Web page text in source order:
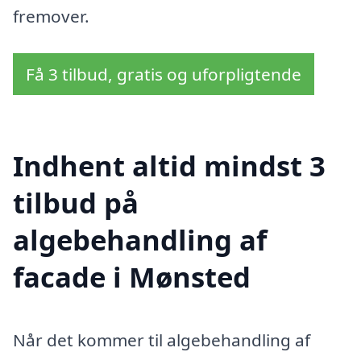
fremover.
Få 3 tilbud, gratis og uforpligtende
Indhent altid mindst 3
tilbud på
algebehandling af
facade i Mønsted
Når det kommer til algebehandling af